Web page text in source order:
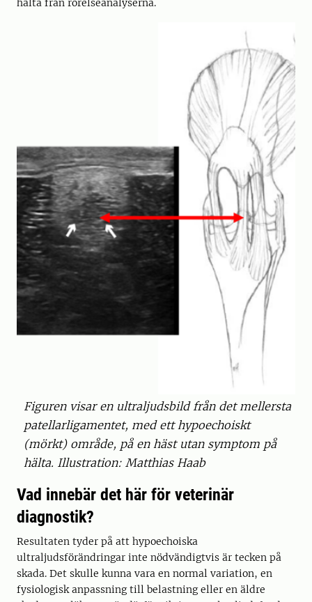
hälta från rörelseanalyserna.
Figuren visar en ultraljudsbild från det mellersta
patellarligamentet, med ett hypoechoiskt
(mörkt) område, på en häst utan symptom på
hälta. Illustration: Matthias Haab
Vad innebär det här för veterinär
diagnostik?
Resultaten tyder på att hypoechoiska
ultraljudsförändringar inte nödvändigtvis är tecken på
skada. Det skulle kunna vara en normal variation, en
fysiologisk anpassning till belastning eller en äldre